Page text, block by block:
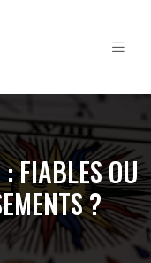
: FIABLES OU
?